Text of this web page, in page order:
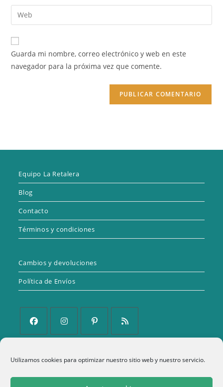
Utilizamos cookies para optimizar nuestro sitio web y nuestro servicio.
de
usuario
para
comentar
dirección
de
electrónico
para
comentar
Introduce
la
URL
de
Guarda mi nombre, correo electrónico y web en este
navegador para la próxima vez que comente.
Equipo La Retalera
Blog
Contacto
Términos y condiciones
Cambios y devoluciones
Política de Envíos
Se
en
una
Se
en
una
Se
en
una
Se
en
una
Política de Privacidad
Aviso Legal